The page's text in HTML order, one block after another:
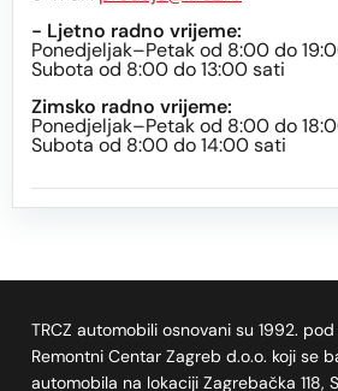
- Ljetno radno vrijeme:
Ponedjeljak–Petak od 8:00 do
Subota od 8:00 do 13:00 sati
Zimsko radno vrijeme:
Ponedjeljak–Petak od 8:00 do
Subota od 8:00 do 14:00 sati
TRCZ automobili osnovani su 1992.
Remontni Centar Zagreb d.o.o. koji se
automobila na lokaciji Zagrebačka 118,